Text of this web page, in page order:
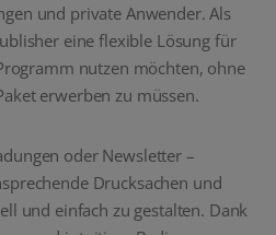
und private Anwender. Als
eine flexible Lösung für
nutzen möchten, ohne
erwerben zu müssen.
oder Newsletter –
Drucksachen und
und einfach zu gestalten. Dank